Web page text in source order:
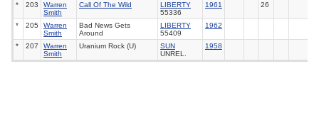
* 203
Warren
Smith
Call Of The Wild
LIBERTY
55336
1961 26
* 205
Warren
Smith
Bad News Gets
Around
LIBERTY
55409
1962
* 207
Warren
Smith
Uranium Rock (U)
SUN
UNREL.
1958